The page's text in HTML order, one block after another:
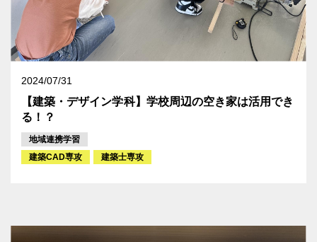
2024/07/31
【建築・デザイン学科】学校周辺の空き家は活用でき
る！？
地域連携学習
建築CAD専攻
建築士専攻